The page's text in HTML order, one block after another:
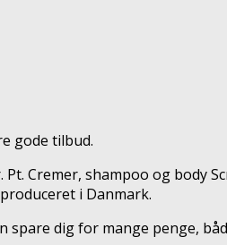
gode tilbud.
Cremer, shampoo og body
i Danmark.
spare dig for mange penge,